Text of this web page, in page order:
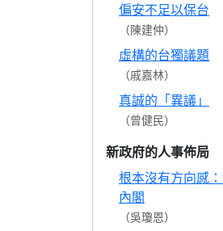
偏安不足以保台
（陳建仲）
虛構的台獨議題
（戚嘉林）
真誠的「異議」
（曾健民）
新政府的人事佈局
根本沒有方向感
內閣
（吳瓊恩）